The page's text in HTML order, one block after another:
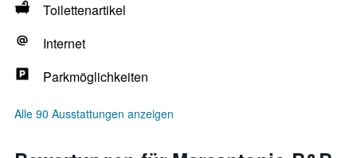
Toilettenartikel
Internet
Parkmöglichkeiten
Alle 90 Ausstattungen anzeigen